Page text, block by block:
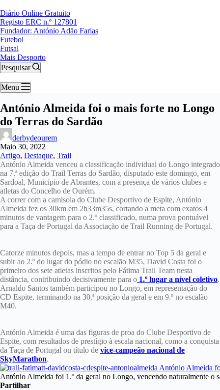
Diário Online Gratuito
Registo ERC n.º 127801
Fundador: António Adão Farias
Futebol
Futsal
Mais Desporto
Pesquisar
Menu
António Almeida foi o mais forte no Longo
do Terras do Sardão
derbydeourem
Maio 30, 2022
Artigo, Destaque, Trail
António Almeida venceu a classificação individual do Longo integrado
na 7.ª edição do Trail Terras do Sardão, disputado este domingo, em
Sardoal, Município de Abrantes, com a presença de vários clubes e
atletas do Concelho de Ourém.
A correr com a camisola do Clube Desportivo de Espite, António
Almeida fez os 30km em 2h33m35s, cortando a meta com exatos 4
minutos de vantagem para o 2.º classificado, numa prova pontuável
para a Taça de Portugal da Associação de Trail Running de Portugal.
Catorze minutos depois, mas a tempo de entrar no Top 5 da geral e
subir ao 2.º do lugar do pódio no escalão M35, David Costa foi o
primeiro dos sete atletas inscritos pelo Fátima Trail Team nesta
distância, contribuindo decisivamente para o 1.º lugar a nível coletivo.
Arnaldo Santos também participou no Longo, em representação do
CD Espite, terminando na 30.ª posição da geral e em 9.º no escalão
M40.
António Almeida é uma das figuras de proa do Clube Desportivo de
Espite, com resultados de prestígio à escala nacional, como a conquista
da Taça de Portugal ou título de vice-campeão nacional de
SkyMarathon.
António Almeida foi 1.º da geral no Longo, vencendo naturalmente o
Partilhar